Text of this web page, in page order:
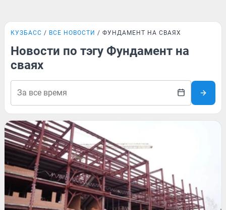
КУЗБАСС ВСЕ НОВОСТИ ФУНДАМЕНТ НА СВАЯХ
Новости по тэгу Фундамент на
сваях